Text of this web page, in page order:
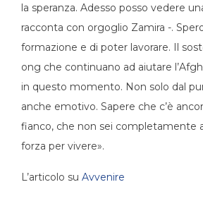
la speranza. Adesso posso vedere
racconta con orgoglio Zamira -.
formazione e di poter lavorare. Il
ong che continuano ad aiutare
in questo momento. Non solo dal
anche emotivo. Sapere che c’è
fianco, che non sei completamente
forza per vivere».
L’articolo su Avvenire